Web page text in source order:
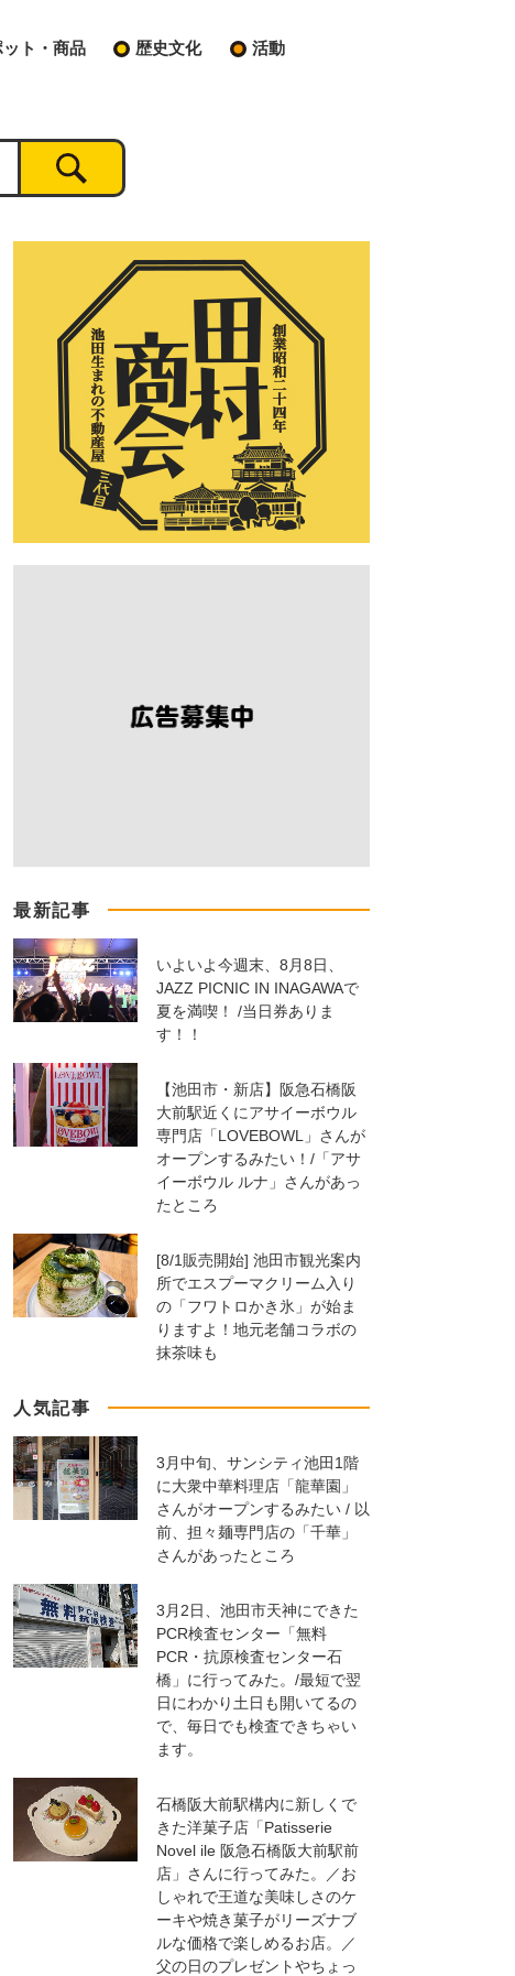
ット・商品 歴史文化
活動
最新記事
いよいよ今週末、8月8日、
JAZZ PICNIC IN INAGAWAで
夏を満喫！ /当日券ありま
す！！
【池田市・新店】阪急石橋阪
大前駅近くにアサイーボウル
専門店「LOVEBOWL」さんが
オープンするみたい！/「アサ
イーボウル ルナ」さんがあっ
たところ
[8/1販売開始] 池田市観光案内
所でエスプーマクリーム入り
の「フワトロかき氷」が始ま
りますよ！地元老舗コラボの
抹茶味も
人気記事
3月中旬、サンシティ池田1階
に大衆中華料理店「龍華園」
さんがオープンするみたい / 以
前、担々麺専門店の「千華」
さんがあったところ
3月2日、池田市天神にできた
PCR検査センター「無料
PCR・抗原検査センター石
橋」に行ってみた。/最短で翌
日にわかり土日も開いてるの
で、毎日でも検査できちゃい
ます。
石橋阪大前駅構内に新しくで
きた洋菓子店「Patisserie
Novel ile 阪急石橋阪大前駅前
店」さんに行ってみた。／お
しゃれで王道な美味しさのケ
ーキや焼き菓子がリーズナブ
ルな価格で楽しめるお店。／
父の日のプレゼントやちょっ